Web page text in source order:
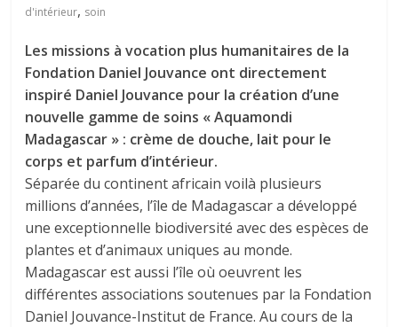
d'intérieur, soin
Les missions à vocation plus humanitaires de la
Fondation Daniel Jouvance ont directement
inspiré Daniel Jouvance pour la création d’une
nouvelle gamme de soins « Aquamondi
Madagascar » : crème de douche, lait pour le
corps et parfum d’intérieur.
Séparée du continent africain voilà plusieurs
millions d’années, l’île de Madagascar a développé
une exceptionnelle biodiversité avec des espèces de
plantes et d’animaux uniques au monde.
Madagascar est aussi l’île où oeuvrent les
différentes associations soutenues par la Fondation
Daniel Jouvance-Institut de France. Au cours de la